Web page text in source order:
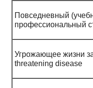
Повседневный
профессиональный
Угрожающее жизни
threatening disease